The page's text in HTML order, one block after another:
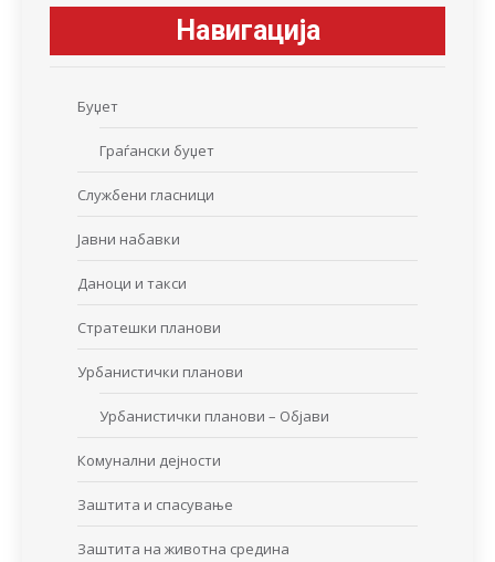
Навигација
Буџет
Граѓански буџет
Службени гласници
Јавни набавки
Даноци и такси
Стратешки планови
Урбанистички планови
Урбанистички планови – Објави
Комунални дејности
Заштита и спасување
Заштита на животна средина